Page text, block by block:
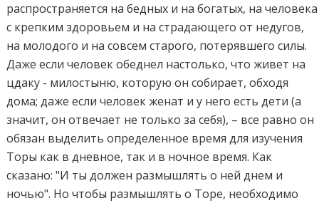
распространяется на бедных и на богатых, на человека
с крепким здоровьем и на страдающего от недугов,
на молодого и на совсем старого, потерявшего силы.
Даже если человек обеднел настолько, что живет на
цдаку - милостыню, которую он собирает, обходя
дома; даже если человек женат и у него есть дети (а
значит, он отвечает не только за себя), – все равно он
обязан выделить определенное время для изучения
Торы как в дневное, так и в ночное время. Как
сказано: "И ты должен размышлять о ней днем и
ночью". Но чтобы размышлять о Торе, необходимо